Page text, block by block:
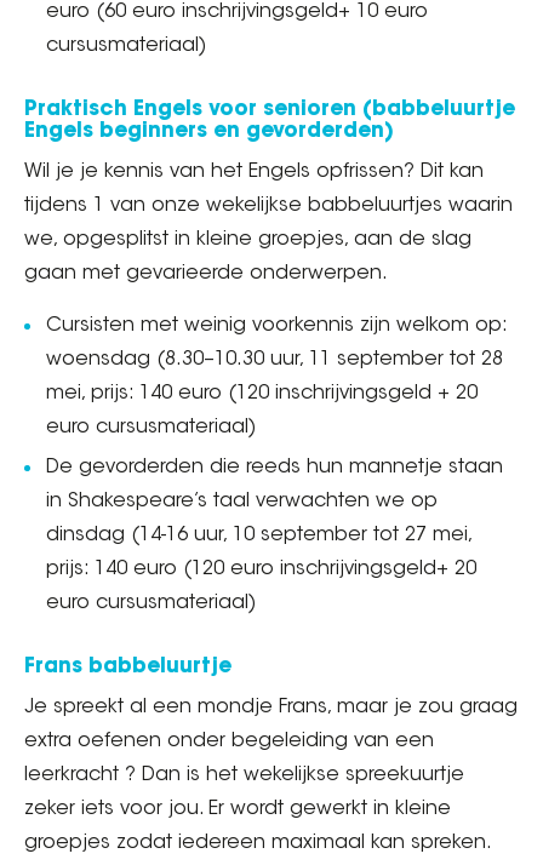
euro (60 euro inschrijvingsgeld+ 10 euro
cursusmateriaal)
Praktisch Engels voor senioren (babbeluurtje
Engels beginners en gevorderden)
Wil je je kennis van het Engels opfrissen? Dit kan
tijdens 1 van onze wekelijkse babbeluurtjes waarin
we, opgesplitst in kleine groepjes, aan de slag
gaan met gevarieerde onderwerpen.
Cursisten met weinig voorkennis zijn welkom op:
woensdag (8.30–10.30 uur, 11 september tot 28
mei, prijs: 140 euro (120 inschrijvingsgeld + 20
euro cursusmateriaal)
De gevorderden die reeds hun mannetje staan
in Shakespeare’s taal verwachten we op
dinsdag (14-16 uur, 10 september tot 27 mei,
prijs: 140 euro (120 euro inschrijvingsgeld+ 20
euro cursusmateriaal)
Frans babbeluurtje
Je spreekt al een mondje Frans, maar je zou graag
extra oefenen onder begeleiding van een
leerkracht ? Dan is het wekelijkse spreekuurtje
zeker iets voor jou. Er wordt gewerkt in kleine
groepjes zodat iedereen maximaal kan spreken.